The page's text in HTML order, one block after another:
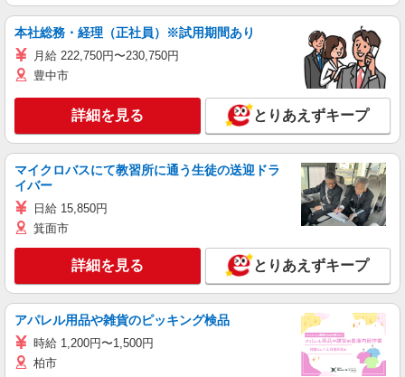
本社総務・経理（正社員）※試用期間あり
月給 222,750円〜230,750円
豊中市
詳細を見る とりあえずキープ
マイクロバスにて教習所に通う生徒の送迎ドラ
イバー
日給 15,850円
箕面市
詳細を見る とりあえずキープ
アパレル用品や雑貨のピッキング検品
時給 1,200円〜1,500円
柏市